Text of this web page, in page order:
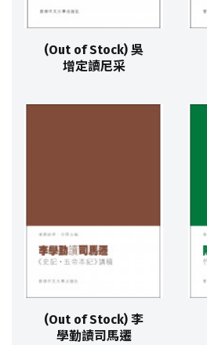
(Out of Stock) 吳
增定讀尼采
(Out of Stock) 李
學勤讀司馬遷